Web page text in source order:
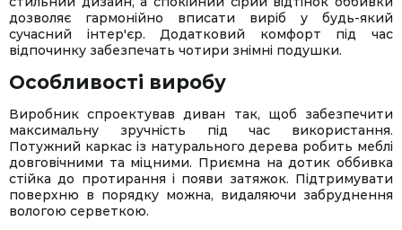
дозволяє гармонійно вписати виріб у будь-який
сучасний інтер'єр. Додатковий комфорт під час
відпочинку забезпечать чотири знімні подушки.
Особливості виробу
Виробник спроектував диван так, щоб забезпечити
максимальну зручність під час використання.
Потужний каркас із натурального дерева робить меблі
довговічними та міцними. Приємна на дотик оббивка
стійка до протирання і появи затяжок. Підтримувати
поверхню в порядку можна, видаляючи забруднення
вологою серветкою.